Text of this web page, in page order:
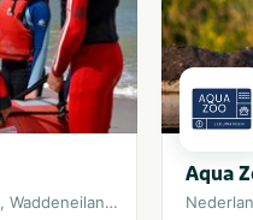
, Waddeneiland , Noordzee
Aqua